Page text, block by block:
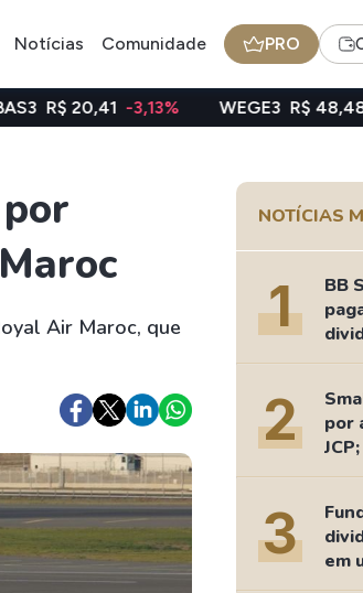
Notícias Comunidade PRO
Criptomoedas
Bitcoin
Ethereum
Binance Coin - BNB
Dogecoin
Solana
Cardano
Ideias
As
Guia
-3,13% WEGE3 R$ 48,48 -0,37%
Air Maroc, que
NOTÍCIAS
1
BB
ação
2
por
3
em